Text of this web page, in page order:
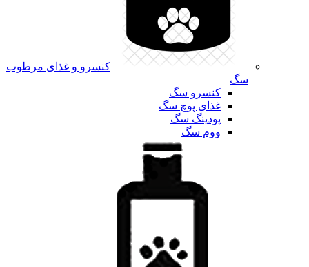
کنسرو و غذای مرطوب
سگ
کنسرو سگ
غذای پوچ سگ
پودینگ سگ
ووم سگ